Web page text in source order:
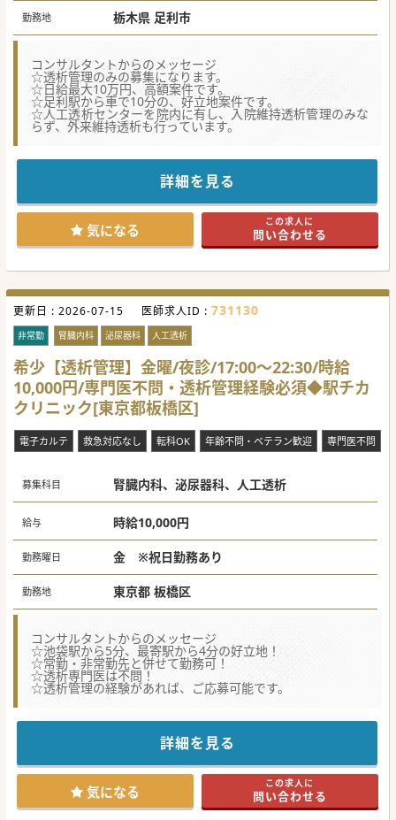
勤務地 栃木県 足利市
コンサルタントからのメッセージ
☆透析管理のみの募集になります。
☆日給最大10万円、高額案件です。
☆足利駅から車で10分の、好立地案件です。
☆人工透析センターを院内に有し、入院維持透析管理のみな
らず、外来維持透析も行っています。
詳細を見る
気になる この求人に
問い合わせる
更新日 : 2026-07-15 医師求人ID : 731130
非常勤 腎臓内科 泌尿器科 人工透析
希少【透析管理】金曜/夜診/17:00～22:30/時給
10,000円/専門医不問・透析管理経験必須◆駅チカ
クリニック[東京都板橋区]
電子カルテ 救急対応なし 転科OK 年齢不問・ベテラン歓迎 専門医不問
募集科目 腎臓内科、泌尿器科、人工透析
給与 時給10,000円
勤務曜日 金 ※祝日勤務あり
勤務地 東京都 板橋区
コンサルタントからのメッセージ
☆池袋駅から5分、最寄駅から4分の好立地！
☆常勤・非常勤先と併せて勤務可！
☆透析専門医は不問！
☆透析管理の経験があれば、ご応募可能です。
詳細を見る
気になる この求人に
問い合わせる